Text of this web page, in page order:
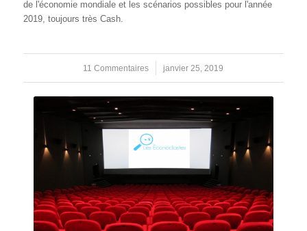
de l'économie mondiale et les scénarios possibles pour l'année
2019, toujours très Cash.
11 Commentaires
/ janvier 25, 2019